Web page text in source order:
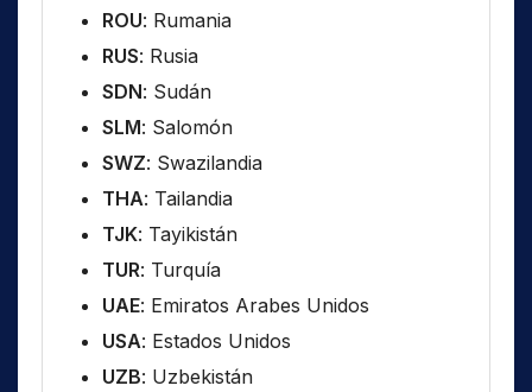
ROU: Rumania
RUS: Rusia
SDN: Sudán
SLM: Salomón
SWZ: Swazilandia
THA: Tailandia
TJK: Tayikistán
TUR: Turquía
UAE: Emiratos Arabes Unidos
USA: Estados Unidos
UZB: Uzbekistán